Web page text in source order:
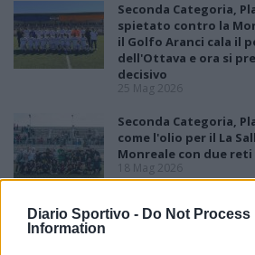
Diario Sportivo - Do Not Process
Information
Seconda Categoria,
spietato contro la
il Golfo Aranci cala il
dell'Ottava e ora si
decisivo
25 Mag 2026
Seconda Categoria,
come l'olio per il La
Monreale con due reti
18 Mag 2026
Seconda Categoria,
del La Pineta che